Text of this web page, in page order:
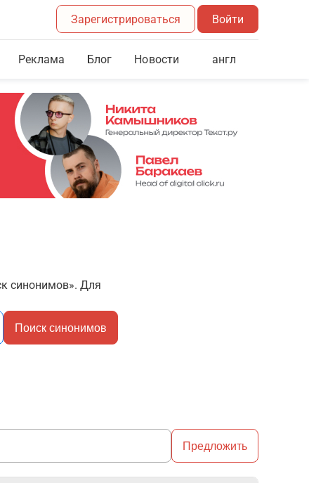
Зарегистрироваться Войти
Реклама Блог Новости англ
синонимов». Для
Поиск синонимов
Предложить